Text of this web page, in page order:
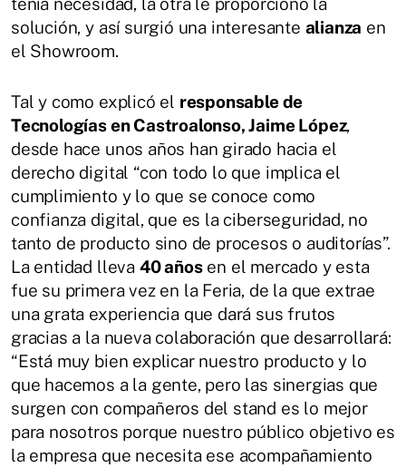
solución, y así surgió una interesante alianza en
el Showroom.
Tal y como explicó el responsable de
Tecnologías en Castroalonso, Jaime López,
desde hace unos años han girado hacia el
derecho digital “con todo lo que implica el
cumplimiento y lo que se conoce como
confianza digital, que es la ciberseguridad, no
tanto de producto sino de procesos o auditorías”.
La entidad lleva 40 añosen el mercado y esta
fue su primera vez en la Feria, de la que extrae
una grata experiencia que dará sus frutos
gracias a la nueva colaboración que desarrollará:
“Está muy bien explicar nuestro producto y lo
que hacemos a la gente, pero las sinergias que
surgen con compañeros del stand es lo mejor
para nosotros porque nuestro público objetivo es
la empresa que necesita ese acompañamiento